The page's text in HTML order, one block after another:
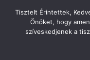
Tisztelt Érintettek,
Önöket, hogy
szíveskedjenek a